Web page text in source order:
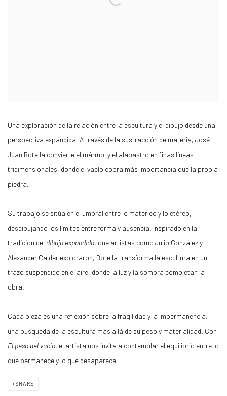
Una exploración de la relación entre la escultura y el dibujo desde una
perspectiva expandida. A través de la sustracción de materia, José
Juan Botella convierte el mármol y el alabastro en finas líneas
tridimensionales, donde el vacío cobra más importancia que la propia
piedra.
Su trabajo se sitúa en el umbral entre lo matérico y lo etéreo,
desdibujando los límites entre forma y ausencia. Inspirado en la
tradición del dibujo expandido, que artistas como Julio González y
Alexander Calder exploraron, Botella transforma la escultura en un
trazo suspendido en el aire, donde la luz y la sombra completan la
obra.
Cada pieza es una reflexión sobre la fragilidad y la impermanencia,
una búsqueda de la escultura más allá de su peso y materialidad. Con
El peso del vacío, el artista nos invita a contemplar el equilibrio entre lo
que permanece y lo que desaparece.
SHARE